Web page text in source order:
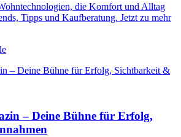
die Komfort und Alltag
Tipps und Kaufberatung. Jetzt zu mehr
– Deine Bühne für Erfolg,